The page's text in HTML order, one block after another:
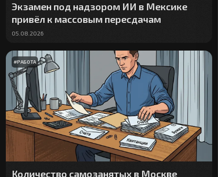
Экзамен под надзором ИИ в Мексике
привёл к массовым пересдачам
05.08.2026
#РАБОТА
Количество самозанятых в Москве